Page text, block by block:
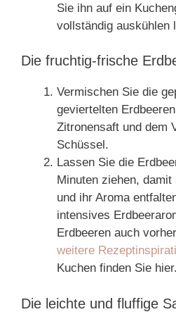
Sie ihn auf ein
vollständig auskühlen
Die fruchtig-frische
Vermischen Sie die
geviertelten
Zitronensaft und dem
Schüssel.
Lassen Sie die
Minuten ziehen,
und ihr Aroma
intensives
Erdbeeren auch
weitere
Kuchen finden Sie hier.
Die leichte und fluffige